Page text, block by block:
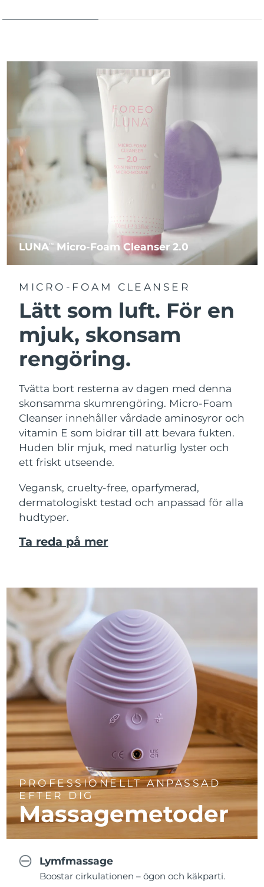
LUNATM Micro-Foam Cleanser 2.0
MICRO-FOAM CLEANSER
Lätt som luft. För en
mjuk, skonsam
rengöring.
Tvätta bort resterna av dagen med denna
skonsamma skumrengöring. Micro-Foam
Cleanser innehåller vårdade aminosyror och
vitamin E som bidrar till att bevara fukten.
Huden blir mjuk, med naturlig lyster och
ett friskt utseende.
Vegansk, cruelty-free, oparfymerad,
dermatologiskt testad och anpassad för alla
hudtyper.
Ta reda på mer
PROFESSIONELLT ANPASSAD
EFTER DIG
Massagemetoder
Lymfmassage
Boostar cirkulationen – ögon och käkparti.